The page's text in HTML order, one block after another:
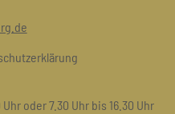
oder 7.30 Uhr bis 16.30 Uhr